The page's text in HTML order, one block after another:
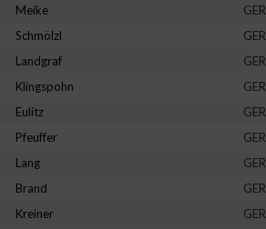
Meike GER
Schmölzl GER
Landgraf GER
Klingspohn GER
Eulitz GER
Pfeuffer GER
Lang GER
Brand GER
Kreiner GER
oder Kombinationen von Daten aus